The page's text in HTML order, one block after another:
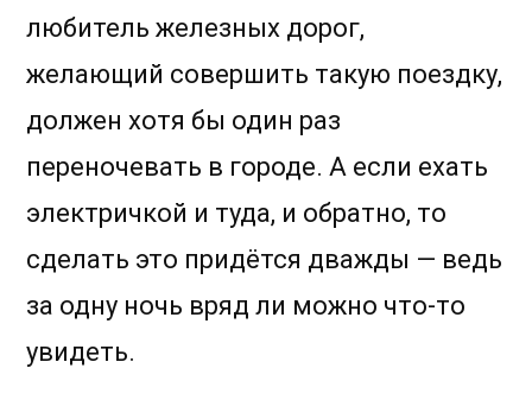
любитель железных дорог,
желающий совершить такую поездку,
должен хотя бы один раз
переночевать в городе. А если ехать
электричкой и туда, и обратно, то
сделать это придётся дважды — ведь
за одну ночь вряд ли можно что-то
увидеть.